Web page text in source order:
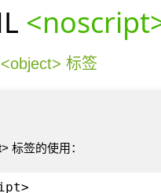
标签
标签的使用：